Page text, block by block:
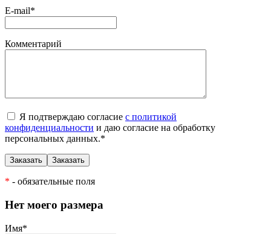
E-mail*
Комментарий
Я подтверждаю согласие с политикой
конфиденциальности и даю согласие на обработку
персональных данных.*
* - обязательные поля
Нет моего размера
Имя*